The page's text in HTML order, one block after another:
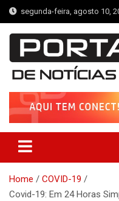
Skip
to
content
segunda-feira, agosto 10,
Portal de
Notícias de Simplício
Home
COVID-19
Covid-19: Em 24 Horas